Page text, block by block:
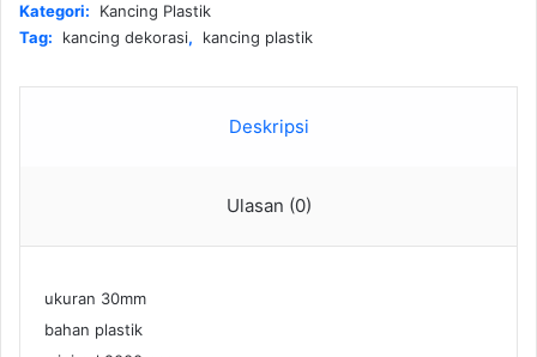
Kategori:
Kancing Plastik
Tag:
kancing dekorasi, kancing plastik
Deskripsi
Ulasan (0)
ukuran 30mm
bahan plastik